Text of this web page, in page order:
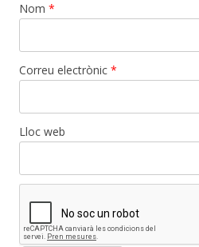
Nom *
Correu electrònic *
Lloc web